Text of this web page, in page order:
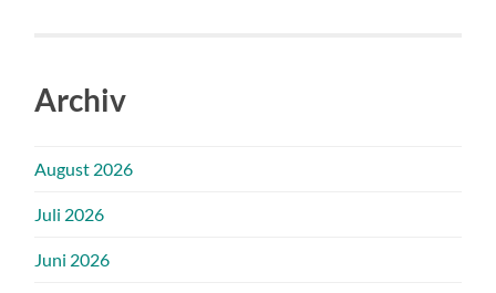
Archiv
August 2026
Juli 2026
Juni 2026